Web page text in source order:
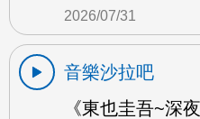
2026/07/31
音樂沙拉吧
《東也圭吾~深